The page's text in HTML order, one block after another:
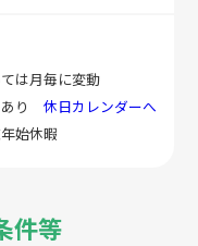
は月毎に変動
り 休日カレンダーへ
始休暇
件等